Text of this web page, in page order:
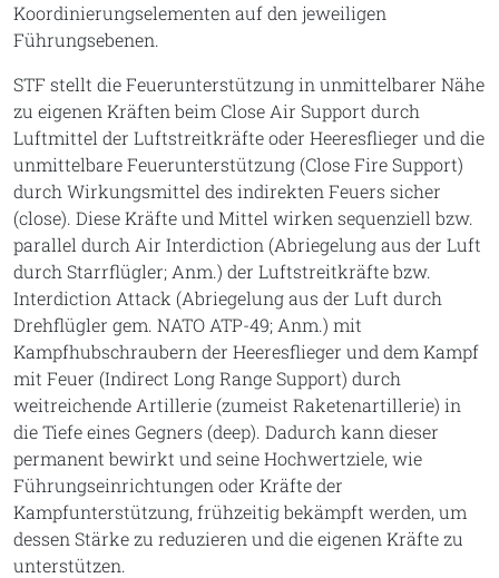
Koordinierungselementen auf den jeweiligen
Führungsebenen.
STF stellt die Feuerunterstützung in unmittelbarer Nähe
zu eigenen Kräften beim Close Air Support durch
Luftmittel der Luftstreitkräfte oder Heeresflieger und die
unmittelbare Feuerunterstützung (Close Fire Support)
durch Wirkungsmittel des indirekten Feuers sicher
(close). Diese Kräfte und Mittel wirken sequenziell bzw.
parallel durch Air Interdiction (Abriegelung aus der Luft
durch Starrflügler; Anm.) der Luftstreitkräfte bzw.
Interdiction Attack (Abriegelung aus der Luft durch
Drehflügler gem. NATO ATP-49; Anm.) mit
Kampfhubschraubern der Heeresflieger und dem Kampf
mit Feuer (Indirect Long Range Support) durch
weitreichende Artillerie (zumeist Raketenartillerie) in
die Tiefe eines Gegners (deep). Dadurch kann dieser
permanent bewirkt und seine Hochwertziele, wie
Führungseinrichtungen oder Kräfte der
Kampfunterstützung, frühzeitig bekämpft werden, um
dessen Stärke zu reduzieren und die eigenen Kräfte zu
unterstützen.